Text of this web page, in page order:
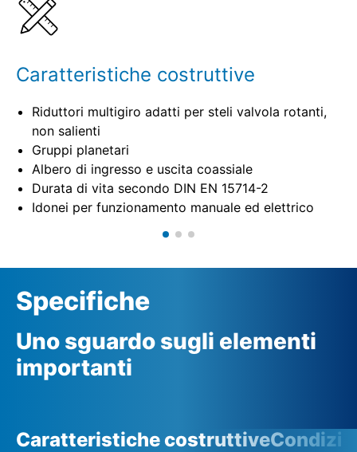
Caratteristiche costruttive
Riduttori multigiro adatti per steli valvola rotanti,
non salienti
Gruppi planetari
Albero di ingresso e uscita coassiale
Durata di vita secondo DIN EN 15714-2
Idonei per funzionamento manuale ed elettrico
Specifiche
Uno sguardo sugli elementi
importanti
Caratteristiche costruttive